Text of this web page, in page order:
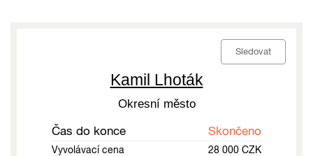
Sledovat
Kamil Lhoták
Okresní město
Čas do konce Skončeno
Vyvolávací cena 28 000 CZK